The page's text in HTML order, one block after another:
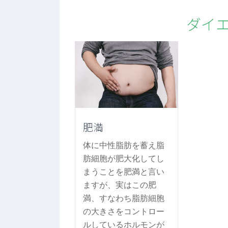
ダイ
肥満
体に中性脂肪を蓄え脂
肪細胞が肥大化してし
まうことを肥満と言い
ますが、実はこの肥
満、すなわち脂肪細胞
の大きさをコントロー
ルしているホルモンが